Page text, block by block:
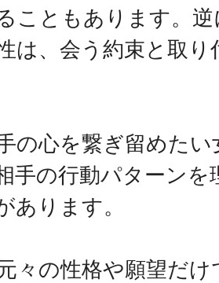
こともあります。
は、会う約束と取
の心を繋ぎ留めた
手の行動パターン
あります。
々の性格や願望だ